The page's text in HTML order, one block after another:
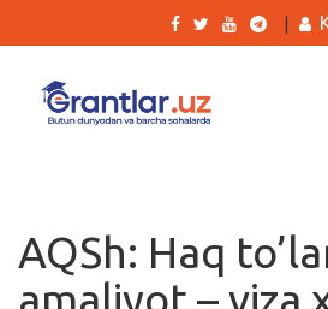
Ishlar
AQSh: Haq
amaliyot – viza